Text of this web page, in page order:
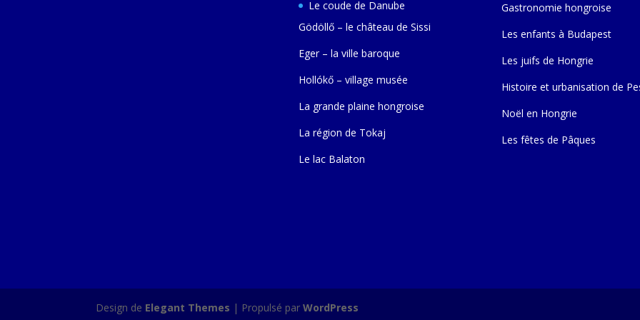
Le coude de Danube
Gödöllő – le château de Sissi
Eger – la ville baroque
Hollókő – village musée
La grande plaine hongroise
La région de Tokaj
Le lac Balaton
Gastronomie hongroise
Les enfants à Budapest
Les juifs de Hongrie
Histoire et urbanisation de
Noël en Hongrie
Les fêtes de Pâques
Design de Elegant Themes | Propulsé parWordPress